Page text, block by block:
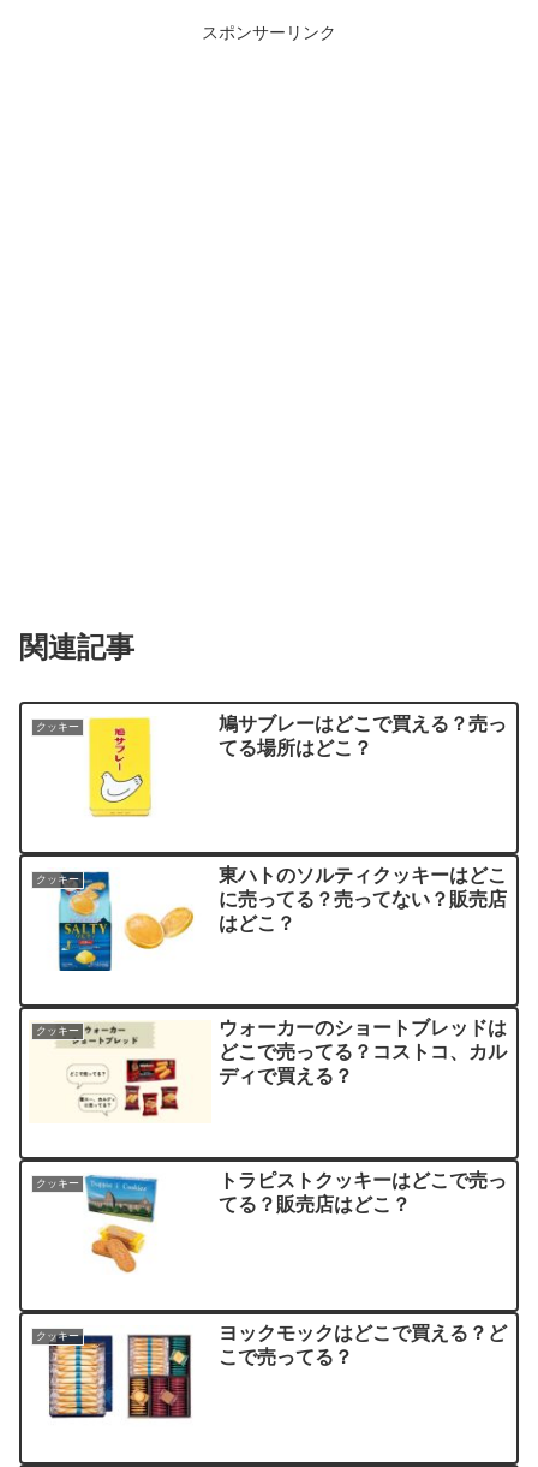
スポンサーリンク
関連記事
クッキー
鳩サブレーはどこで買える？売っ
てる場所はどこ？
クッキー
東ハトのソルティクッキーはどこ
に売ってる？売ってない？販売店
はどこ？
クッキー
ウォーカーのショートブレッドは
どこで売ってる？コストコ、カル
ディで買える？
クッキー
トラピストクッキーはどこで売っ
てる？販売店はどこ？
クッキー
ヨックモックはどこで買える？ど
こで売ってる？